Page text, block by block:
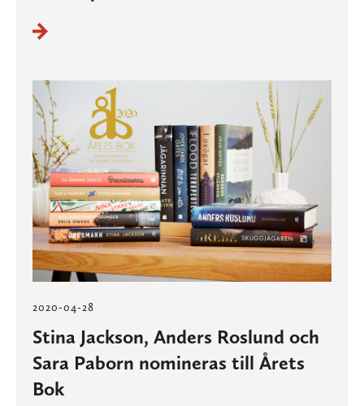
2020-04-28
Stina Jackson, Anders Roslund och
Sara Paborn nomineras till Årets
Bok